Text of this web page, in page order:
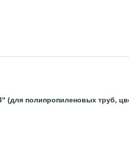
(для полипропиленовых труб,